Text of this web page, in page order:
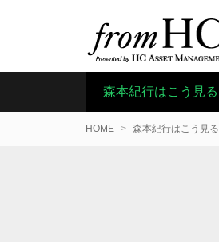
森本紀行はこう見る
HOME 森本紀行はこう見る